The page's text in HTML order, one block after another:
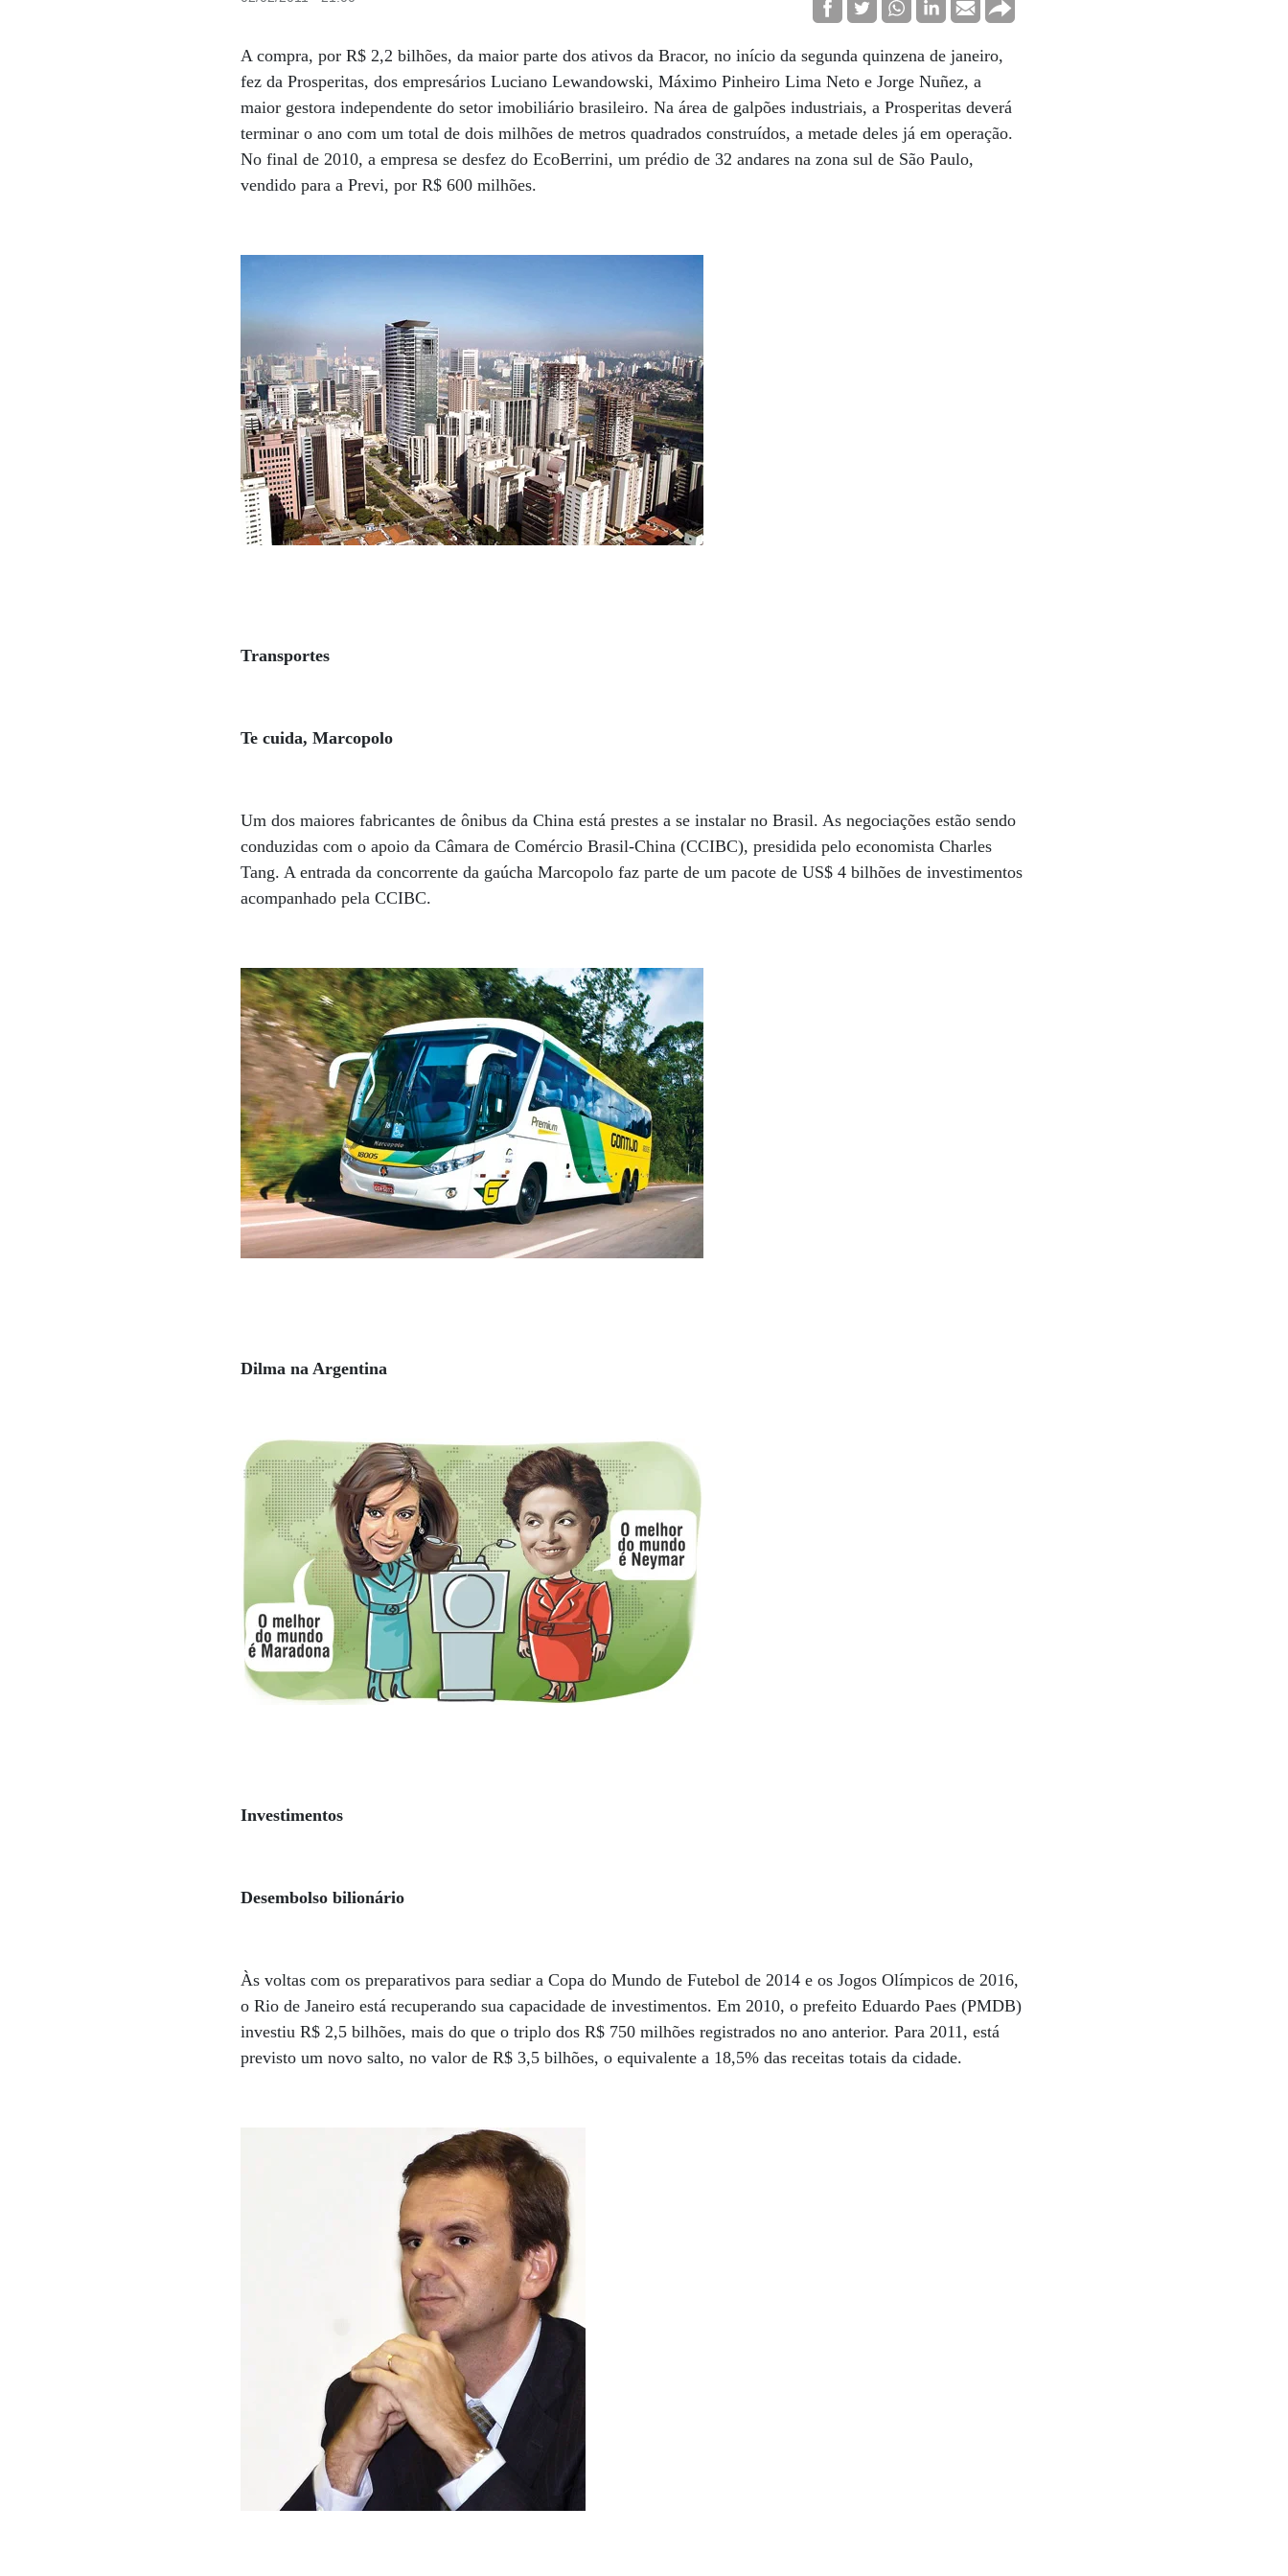
A compra, por R$ 2,2 bilhões, da maior parte dos ativos da Bracor, no início da segunda quinzena de janeiro,
fez da Prosperitas, dos empresários Luciano Lewandowski, Máximo Pinheiro Lima Neto e Jorge Nuñez, a
maior gestora independente do setor imobiliário brasileiro. Na área de galpões industriais, a Prosperitas deverá
terminar o ano com um total de dois milhões de metros quadrados construídos, a metade deles já em operação.
No final de 2010, a empresa se desfez do EcoBerrini, um prédio de 32 andares na zona sul de São Paulo,
vendido para a Previ, por R$ 600 milhões.
Transportes
Te cuida, Marcopolo
Um dos maiores fabricantes de ônibus da China está prestes a se instalar no Brasil. As negociações estão sendo
conduzidas com o apoio da Câmara de Comércio Brasil-China (CCIBC), presidida pelo economista Charles
Tang. A entrada da concorrente da gaúcha Marcopolo faz parte de um pacote de US$ 4 bilhões de investimentos
acompanhado pela CCIBC.
Dilma na Argentina
Investimentos
Desembolso bilionário
Às voltas com os preparativos para sediar a Copa do Mundo de Futebol de 2014 e os Jogos Olímpicos de 2016,
o Rio de Janeiro está recuperando sua capacidade de investimentos. Em 2010, o prefeito Eduardo Paes (PMDB)
investiu R$ 2,5 bilhões, mais do que o triplo dos R$ 750 milhões registrados no ano anterior. Para 2011, está
previsto um novo salto, no valor de R$ 3,5 bilhões, o equivalente a 18,5% das receitas totais da cidade.